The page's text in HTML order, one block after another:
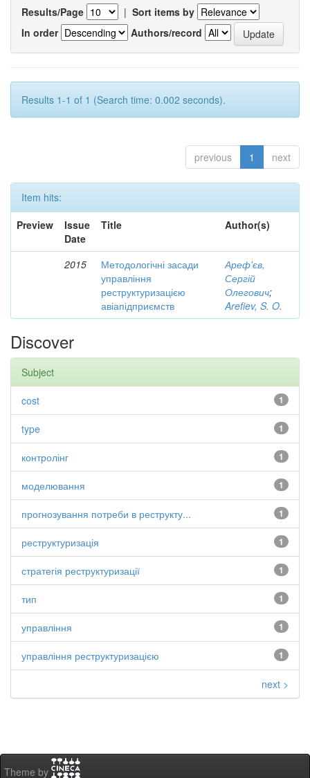
Results/Page | Sort items by
In order
Authors/record
Results 1-1 of 1 (Search time: 0.002 seconds).
previous 1 next
Item hits:
Preview
Issue
Date
Title Author(s)
2015
Методологічні засади
управління
реструктуризацією
авіапідприємств
Ареф'єв,
Сергій
Олегович;
Arefiev, S. O.
Discover
Subject
1
cost
1
type
1
контролінг
1
моделювання
1
прогнозування потреби в реструкту...
1
реструктуризація
1
стратегія реструктуризації
1
тип
1
управління
1
управління реструктуризацією
next >
Theme by